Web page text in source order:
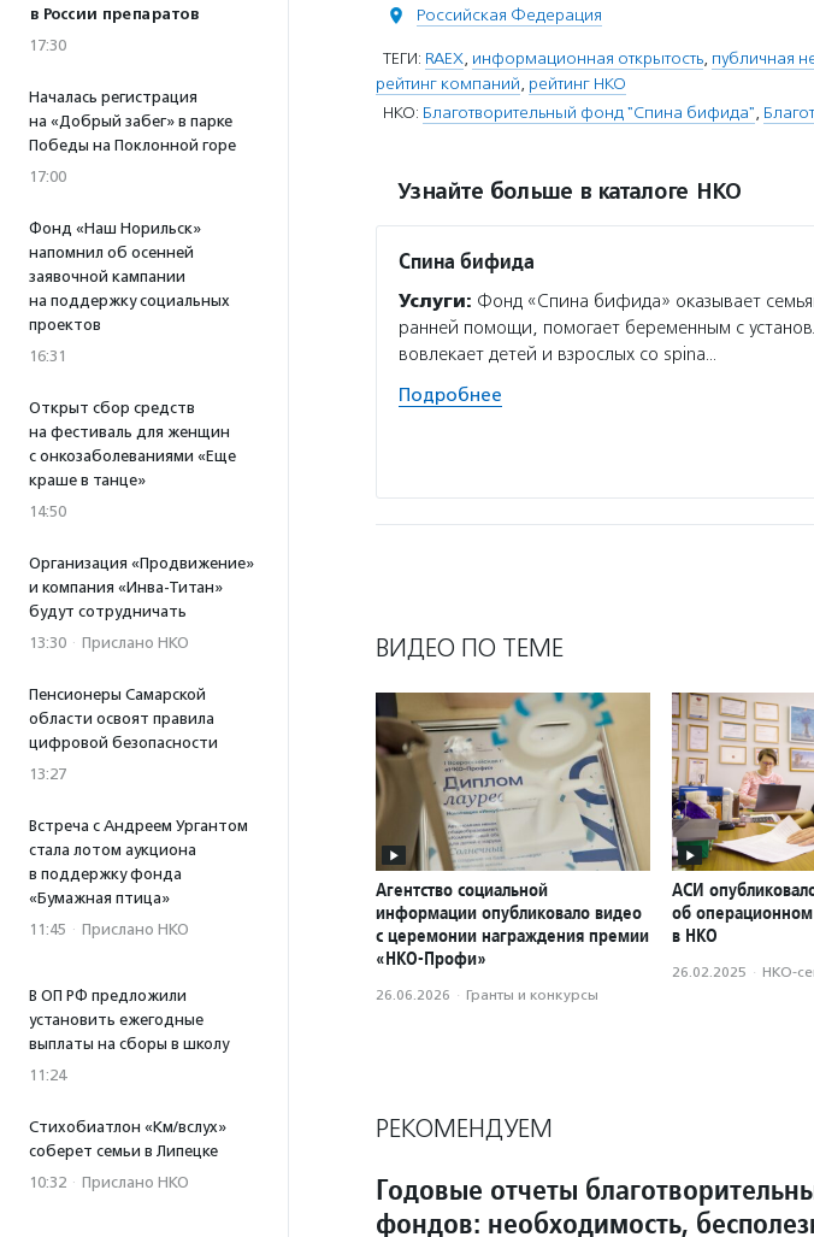
в России препаратов
17:30
Началась регистрация
на «Добрый забег» в парке
Победы на Поклонной горе
17:00
Фонд «Наш Норильск»
напомнил об осенней
заявочной кампании
на поддержку социальных
проектов
16:31
Открыт сбор средств
на фестиваль для женщин
с онкозаболеваниями «Еще
краше в танце»
14:50
Организация «Продвижение»
и компания «Инва-Титан»
будут сотрудничать
13:30 · Прислано НКО
Пенсионеры Самарской
области освоят правила
цифровой безопасности
13:27
Встреча с Андреем Ургантом
стала лотом аукциона
в поддержку фонда
«Бумажная птица»
11:45 · Прислано НКО
В ОП РФ предложили
установить ежегодные
выплаты на сборы в школу
11:24
Стихобиатлон «Км/вслух»
соберет семьи в Липецке
10:32 · Прислано НКО
Российская Федерация
ТЕГИ: RAEX, информационная открытость, публичная
рейтинг компаний, рейтинг НКО
НКО: Благотворительный фонд "Спина бифида",
Узнайте больше в каталоге НКО
Спина бифида
Услуги: Фонд «Спина бифида» оказывает
ранней помощи, помогает беременным с
вовлекает детей и взрослых со spina…
Подробнее
ВИДЕО ПО ТЕМЕ
Агентство социальной
информации опубликовало видео
с церемонии награждения премии
«НКО-Профи»
26.06.2026 · Гранты и конкурсы
АСИ
об
в НКО
26.02.2025 · НКО-
РЕКОМЕНДУЕМ
Годовые отчеты
фондов: необходимость,